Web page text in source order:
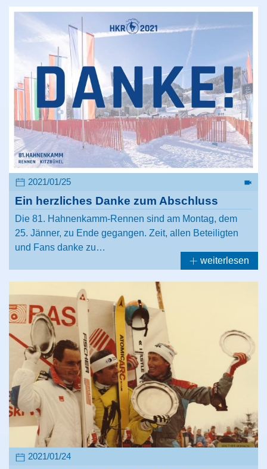
2021/01/25
Ein herzliches Danke zum Abschluss
Die 81. Hahnenkamm-Rennen sind am Montag, dem
25. Jänner, zu Ende gegangen. Zeit, allen Beteiligten
und Fans danke zu…
weiterlesen
2021/01/24